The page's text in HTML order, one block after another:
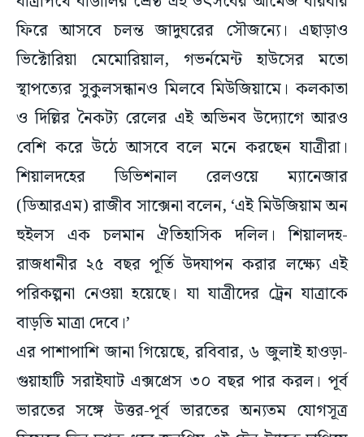
ফিরে আসবে চলন্ত জাদুঘরের সৌজন্যে। এছাড়াও
ভিক্টোরিয়া মেমোরিয়াল, গভর্নমেন্ট হাউসের মতো
স্থাপত্যের সুকুলসন্ধানও মিলবে মিউজিয়ামে। কলকাতা
ও দিল্লির নৈকট্য রেলের এই অভিনব উদ্যোগে আরও
বেশি করে উঠে আসবে বলে মনে করছেন যাত্রীরা।
শিয়ালদহের ডিভিশনাল রেলওয়ে ম্যানেজার
(ডিআরএম) রাজীব সাক্সেনা বলেন, ‘এই মিউজিয়াম অন
হুইলস এক চলমান ঐতিহাসিক দলিল। শিয়ালদহ-
রাজধানীর ২৫ বছর পূর্তি উদযাপন করার লক্ষ্যে এই
পরিকল্পনা নেওয়া হয়েছে। যা যাত্রীদের ট্রেন যাত্রাকে
বাড়তি মাত্রা দেবে।’
এর পাশাপাশি জানা গিয়েছে, রবিবার, ৬ জুলাই হাওড়া-
গুয়াহাটি সরাইঘাট এক্সপ্রেস ৩০ বছর পার করল। পূর্ব
ভারতের সঙ্গে উত্তর-পূর্ব ভারতের অন্যতম যোগসূত্র